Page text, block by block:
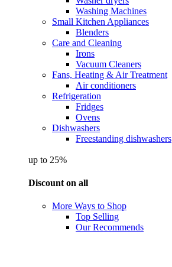
Washing Machines
Small Kitchen Appliances
Blenders
Care and Cleaning
Irons
Vacuum Cleaners
Fans, Heating & Air Treatment
Air conditioners
Refrigeration
Fridges
Ovens
Dishwashers
Freestanding dishwashers
up to 25%
Discount on all
More Ways to Shop
Top Selling
Our Recommends